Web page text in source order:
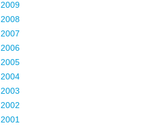
2009
2008
2007
2006
2005
2004
2003
2002
2001